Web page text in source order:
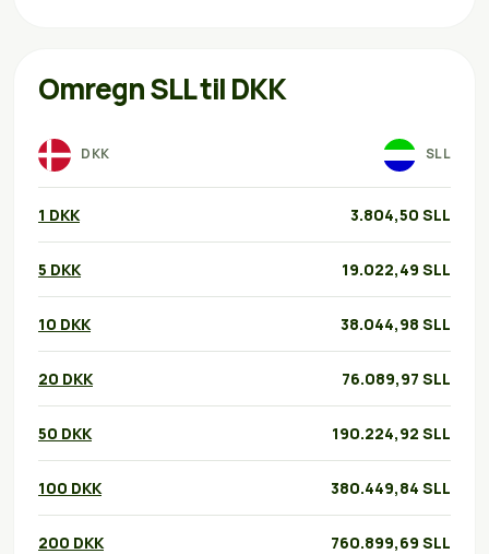
Omregn SLL til DKK
DKK SLL
1 DKK 3.804,50 SLL
5 DKK 19.022,49 SLL
10 DKK 38.044,98 SLL
20 DKK 76.089,97 SLL
50 DKK 190.224,92 SLL
100 DKK 380.449,84 SLL
200 DKK 760.899,69 SLL